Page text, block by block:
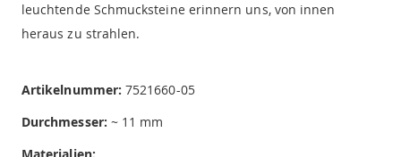
leuchtende Schmucksteine erinnern uns, von innen
heraus zu strahlen.
Artikelnummer: 7521660-05
Durchmesser: ~ 11 mm